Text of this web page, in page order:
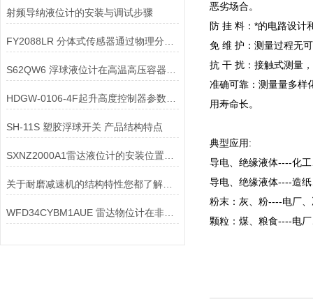
射频导纳液位计的安装与调试步骤
SH-11S 塑胶浮球开关 产品结构特点
关于耐磨减速机的结构特性您都了解吗？
WFD34CYBM1AUE 雷达物位计在非接触测量方面有哪些技术优势
恶劣场合。
防 挂 料：*的电路设计
免 维 护：测量过程无
抗 干 扰：接触式测量
准确可靠：测量量多样
用寿命长。
典型应用:
导电、绝缘液体----化
导电、绝缘液体----造
粉末：灰、粉----电厂
颗粒：煤、粮食----电